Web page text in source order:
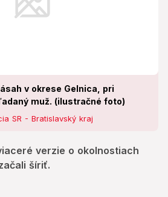
v okrese Gelnica, pri
muž. (ilustračné foto)
SR - Bratislavský kraj
verzie o okolnostiach
šíriť.